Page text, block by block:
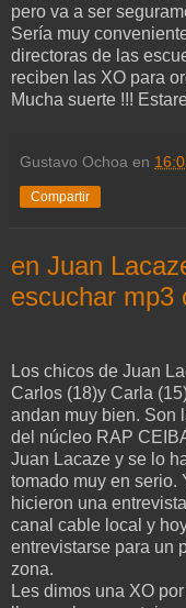
pero va a ser
Sería muy
directoras de las
reciben las XO para
Mucha suerte !!!
Gustavo Ochoa en
Compartir
en Juan
escuchar mp3
Los chicos de Juan
Carlos (18)y Carla
andan muy bien. Son
del núcleo RAP
Juan Lacaze y se lo
tomado muy en serio.
hicieron una
canal cable local y
entrevistarse para un
zona.
Les dimos una XO